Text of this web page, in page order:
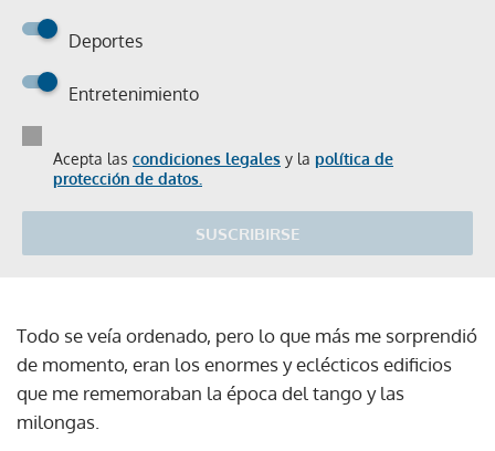
Deportes
Entretenimiento
Acepta las condiciones legales y la política de
protección de datos.
SUSCRIBIRSE
Todo se veía ordenado, pero lo que más me sorprendió
de momento, eran los enormes y eclécticos edificios
que me rememoraban la época del tango y las
milongas.